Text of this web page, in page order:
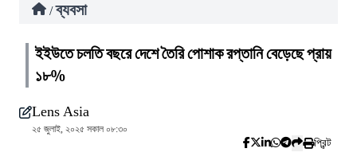
/ ব্যবসা
ইইউতে চলতি বছরে দেশে তৈরি পোশাক রপ্তানি বেড়েছে প্রায়
১৮%
Lens Asia
২৫ জুলাই, ২০২৫ সকাল ০৮:৩০
প্রিন্ট